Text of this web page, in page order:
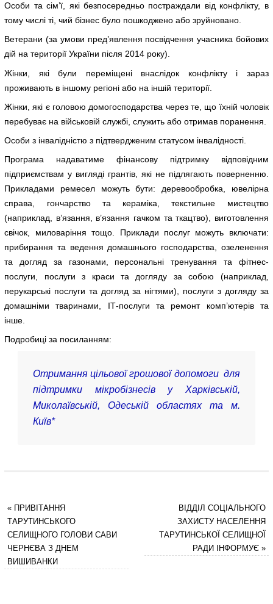
Особи та сім’ї, які безпосередньо постраждали від конфлікту, в
тому числі ті, чий бізнес було пошкоджено або зруйновано.
Ветерани (за умови пред’явлення посвідчення учасника бойових
дій на території України після 2014 року).
Жінки, які були переміщені внаслідок конфлікту і зараз
проживають в іншому регіоні або на іншій території.
Жінки, які є головою домогосподарства через те, що їхній чоловік
перебуває на військовій службі, служить або отримав поранення.
Особи з інвалідністю з підтвердженим статусом інвалідності.
Програма надаватиме фінансову підтримку відповідним
підприємствам у вигляді грантів, які не підлягають поверненню.
Прикладами ремесел можуть бути: деревообробка, ювелірна
справа, гончарство та кераміка, текстильне мистецтво
(наприклад, в’язання, в’язання гачком та ткацтво), виготовлення
свічок, миловаріння тощо. Приклади послуг можуть включати:
прибирання та ведення домашнього господарства, озеленення
та догляд за газонами, персональні тренування та фітнес-
послуги, послуги з краси та догляду за собою (наприклад,
перукарські послуги та догляд за нігтями), послуги з догляду за
домашніми тваринами, ІТ-послуги та ремонт комп’ютерів та
інше.
Подробиці за посиланням:
Отримання цільової грошової допомоги для
підтримки мікробізнесів у Харківській,
Миколаївській, Одеській областях та м.
Київ*
«ПРИВІТАННЯ
ТАРУТИНСЬКОГО
СЕЛИЩНОГО ГОЛОВИ САВИ
ЧЕРНЄВА З ДНЕМ
ВИШИВАНКИ
ВІДДІЛ СОЦІАЛЬНОГО
ЗАХИСТУ НАСЕЛЕННЯ
ТАРУТИНСЬКОЇ СЕЛИЩНОЇ
РАДИ ІНФОРМУЄ»